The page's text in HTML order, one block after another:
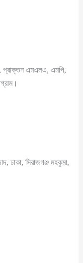
প্রাক্তন এমএলএ, এমপি,
ঢাকা, সিরাজগঞ্জ মহকুমা,